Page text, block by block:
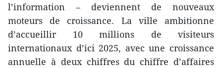
l’information – deviennent de nouveaux
moteurs de croissance. La ville ambitionne
d’accueillir 10 millions de visiteurs
internationaux d’ici 2025, avec une croissance
annuelle à deux chiffres du chiffre d’affaires